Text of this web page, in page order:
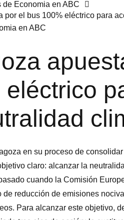
de Economia en ABC
por el bus 100% eléctrico para
en ABC
eléctrico
en su proceso de
claro: alcanzar la
cuando la Comisión
de reducción de emisiones
Para alcanzar este objetivo,